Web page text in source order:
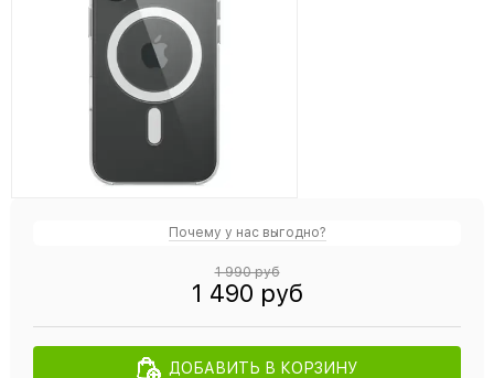
Почему у нас выгодно?
1 990 руб
1 490 руб
ДОБАВИТЬ В КОРЗИНУ